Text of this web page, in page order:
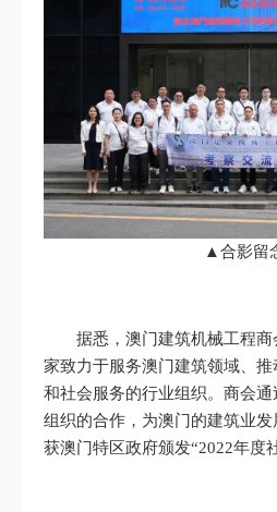
▲合影留
据悉，澳门建筑机械工程
家致力于服务澳门建筑领域、
和社会服务的行业组织。商会
组织的合作，为澳门的建筑业
获澳门特区政府颁发“2022年度